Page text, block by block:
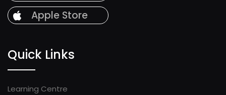
Apple Store
Quick Links
Learning Centre